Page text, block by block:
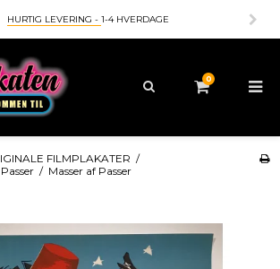
HURTIG LEVERING - 1-4 HVERDAGE
0
FILMPLAKATER /
/ Masser af Passer